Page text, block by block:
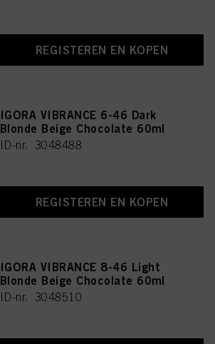
REGISTEREN EN KOPEN
IGORA VIBRANCE 6-46 Dark
Blonde Beige Chocolate 60ml
ID-nr. 3048488
REGISTEREN EN KOPEN
IGORA VIBRANCE 8-46 Light
Blonde Beige Chocolate 60ml
ID-nr. 3048510